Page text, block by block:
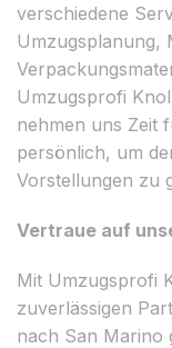
verschiedene
Umzugsplanung,
Umzugsprofi
nehmen uns Zeit
persönlich, um
Vorstellungen zu
Vertraue auf
Mit Umzugsprofi
zuverlässigen
nach San Marino